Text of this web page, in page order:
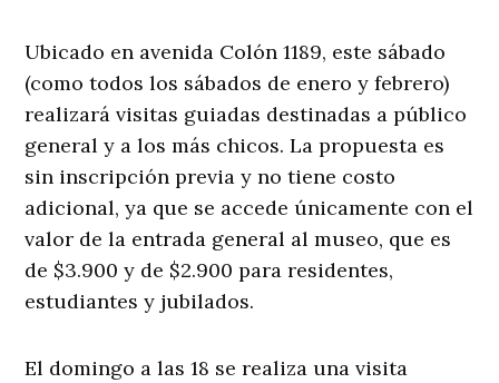
Ubicado en avenida Colón 1189, este sábado
(como todos los sábados de enero y febrero)
realizará visitas guiadas destinadas a público
general y a los más chicos. La propuesta es
sin inscripción previa y no tiene costo
adicional, ya que se accede únicamente con el
valor de la entrada general al museo, que es
de $3.900 y de $2.900 para residentes,
estudiantes y jubilados.
El domingo a las 18 se realiza una visita